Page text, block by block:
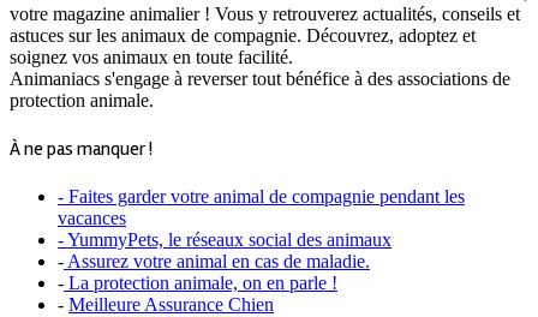
votre magazine animalier ! Vous y retrouverez actualités, conseils et
astuces sur les animaux de compagnie. Découvrez, adoptez et
soignez vos animaux en toute facilité.
Animaniacs s'engage à reverser tout bénéfice à des associations de
protection animale.
À ne pas manquer !
- Faites garder votre animal de compagnie pendant les
vacances
- YummyPets, le réseaux social des animaux
- Assurez votre animal en cas de maladie.
- La protection animale, on en parle !
- Meilleure Assurance Chien